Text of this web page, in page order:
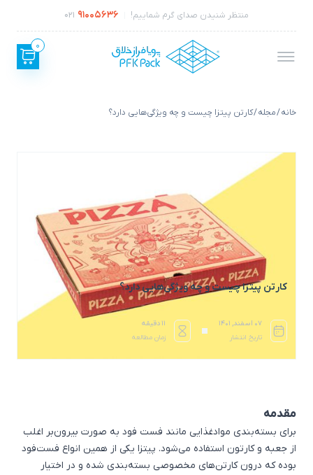
منتظر شنیدن صدای گرم شماییم! 91005636
021
0
خانه/مجله/ کارتن پیتزا چیست و چه ویژگی‌هایی دارد؟
کارتن پیتزا چیست و چه ویژگی‌هایی دارد؟
۰۷ اسفند, ۱۴۰۱
تاریخ انتشار
11 دقیقه
زمان مطالعه
مقدمه
برای بسته‌بندی موادغذایی مانند فست فود به صورت بیرون‌بر اغلب
از جعبه و کارتون استفاده می‌شود. پیتزا یکی از همین انواع فست‌فود
بوده که درون کارتن‌های مخصوصی بسته‌بندی شده و در اختیار